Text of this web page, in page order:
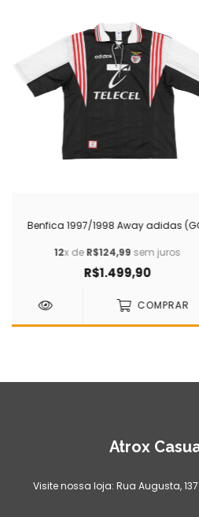
Benfica 1997/1998 Away adidas
12x deR$124,99 sem juros
R$1.499,90
COMPRAR
Atrox
Visite nossa loja: Rua Augusta,